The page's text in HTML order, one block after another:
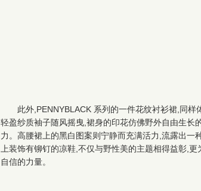
此外,PENNYBLACK 系列的一件花纹衬衫裙,同样
轻盈纱质袖子随风摇曳,裙身的印花仿佛野外自由生长
力。高腰裙上的黑白图案则宁静而充满活力,流露出一
上装饰有铆钉的凉鞋,不仅与野性美的主题相得益彰,
自信的力量。